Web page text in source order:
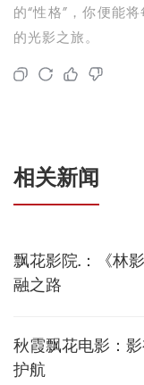
的“性格”，你便能
的光影之旅。
相关新闻
飘花影院.：《林
融之路
秋霞飘花电影：
护航